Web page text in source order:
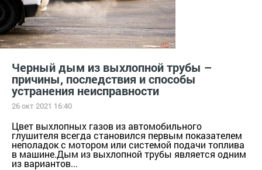
Черный дым из выхлопной трубы –
причины, последствия и способы
устранения неисправности
26 окт 2021 16:40
Цвет выхлопных газов из автомобильного
глушителя всегда становился первым показателем
неполадок с мотором или системой подачи топлива
в машине.Дым из выхлопной трубы является одним
из вариантов...